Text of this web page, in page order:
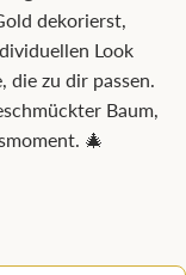
dekorierst,
Look
zu dir passen.
Baum,
🎄